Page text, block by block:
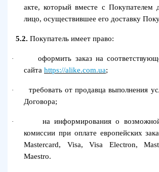
акте, который вместе с Покупателем
лицо, осуществившее его доставку
5.2. Покупатель имеет право:
·
оформить заказ на
сайта https://alike.com.ua;
·
требовать от продавца выполнения
Договора;
·
на информирования о
комиссии при оплате европейских
Mastercard, Visa, Visa Electron,
Maestro.